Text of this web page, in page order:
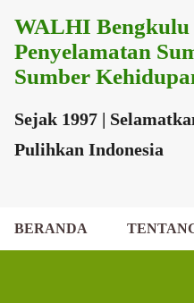
Langsung
WALHI Bengkulu
Penyelamatan
Sumber
Sejak 1997 |
Pulihkan Indonesia
BERANDA